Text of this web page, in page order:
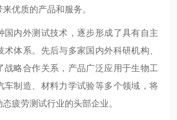
优质的产品和服务。
国内外测试技术，逐步形成了具有自主
体系。先后与多家国内外科研机构、
战略合作关系，产品广泛应用于生物工
车制造、材料力学试验等多个领域，将
疲劳测试行业的头部企业。